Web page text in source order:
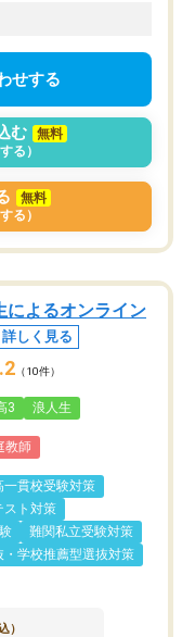
せする
む
無料
る）
無料
る）
によるオンライン
詳しく見る
（10件）
3 浪人生
教師
一貫校受験対策
スト対策
難関私立受験対策
・学校推薦型選抜対策
）